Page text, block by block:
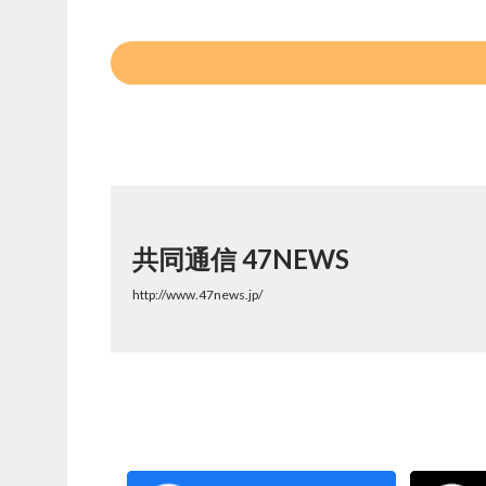
共同通信 47NEWS
http://www.47news.jp/